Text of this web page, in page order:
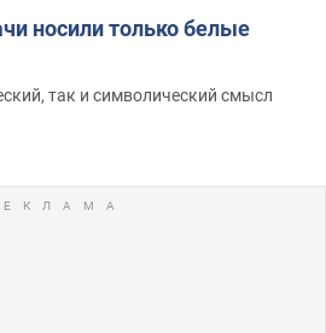
носили только белые
так и символический смысл